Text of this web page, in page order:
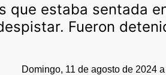
que estaba sentada
Fueron
Domingo, 11 de agosto de 2024